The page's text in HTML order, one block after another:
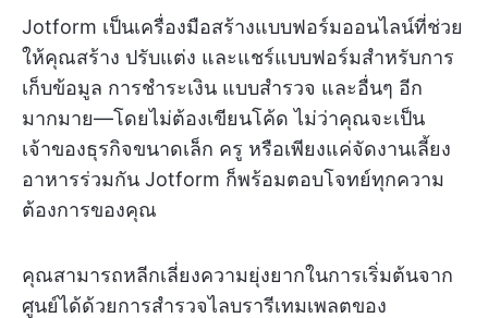
Jotform เป็นเครื่องมือสร้างแบบฟอร์มออนไลน์ที่ช่วย
ให้คุณสร้าง ปรับแต่ง และแชร์แบบฟอร์มสำหรับการ
เก็บข้อมูล การชำระเงิน แบบสำรวจ และอื่นๆ อีก
มากมาย—โดยไม่ต้องเขียนโค้ด ไม่ว่าคุณจะเป็น
เจ้าของธุรกิจขนาดเล็ก ครู หรือเพียงแค่จัดงานเลี้ยง
อาหารร่วมกัน Jotform ก็พร้อมตอบโจทย์ทุกความ
ต้องการของคุณ
คุณสามารถหลีกเลี่ยงความยุ่งยากในการเริ่มต้นจาก
ศูนย์ได้ด้วยการสำรวจไลบรารีเทมเพลตของ